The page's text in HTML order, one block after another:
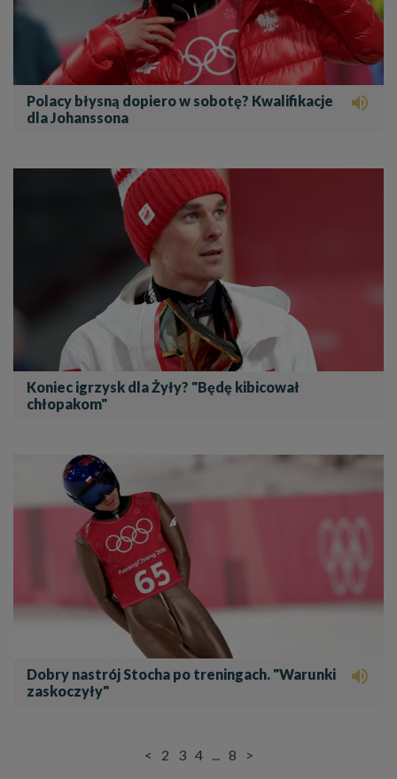

Polacy błysną dopiero w sobotę? Kwalifikacje
dla Johanssona
Koniec igrzysk dla Żyły? "Będę kibicował
chłopakom"

Dobry nastrój Stocha po treningach. "Warunki
zaskoczyły"
< 2 3 4 ... 8 >